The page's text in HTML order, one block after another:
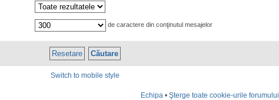
de caractere din conţinutul mesajelor
Switch to mobile style
Echipa •Şterge toate cookie-urile forumului